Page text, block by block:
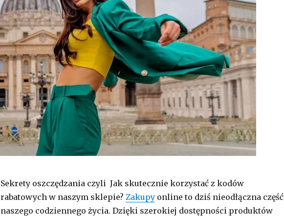
Sekrety oszczędzania czyli Jak skutecznie korzystać z kodów
rabatowych w naszym sklepie? Zakupyonline to dziś nieodłączna część
naszego codziennego życia. Dzięki szerokiej dostępności produktów